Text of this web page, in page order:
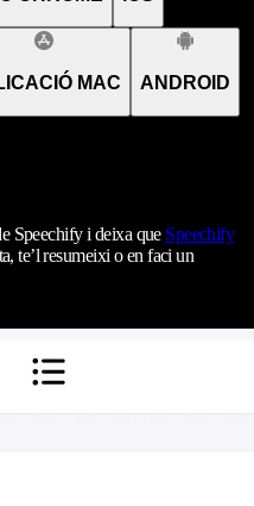
MAC ANDROID
Speechify i deixa que Speechify
te’l resumeixi o en faci un